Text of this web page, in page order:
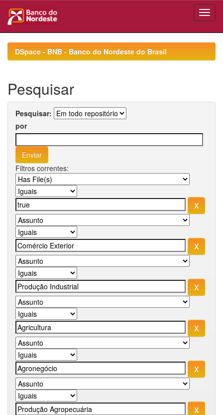
navigationDSpace - BNB - Banco do Nordeste do Brasil
Pesquisar
Pesquisar:
por
Filtros correntes: